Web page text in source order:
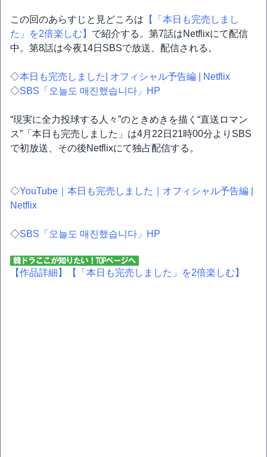
この回のあらすじと見どころは 【「本日も完売しまし
た」を2倍楽しむ】 で紹介する。第7話はNetflixにて配信
中。第8話は今夜14日SBSで放送、配信される。
◇本日も完売しました| オフィシャル予告編 | Netflix
◇SBS「오늘도 매진했습니다」HP
“現実に全力投球する人々”のときめきを描く“直送ロマン
ス”「本日も完売しました」は4月22日21時00分よりSBS
で初放送、その後Netflixにて独占配信する。
◇YouTube｜本日も完売しました｜オフィシャル予告編 |
Netflix
◇SBS「오늘도 매진했습니다」HP
【作品詳細】 【「本日も完売しました」を2倍楽しむ】